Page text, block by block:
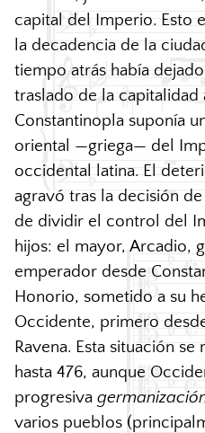
capital del Imperio. Esto
la decadencia de la
tiempo atrás había
traslado de la capitalidad
Constantinopla suponía
oriental —griega— del
occidental latina. El
agravó tras la decisión
de dividir el control del
hijos: el mayor, Arcadio,
emperador desde
Honorio, sometido a su
Occidente, primero
Ravena. Esta situación
hasta 476, aunque
progresiva
varios pueblos